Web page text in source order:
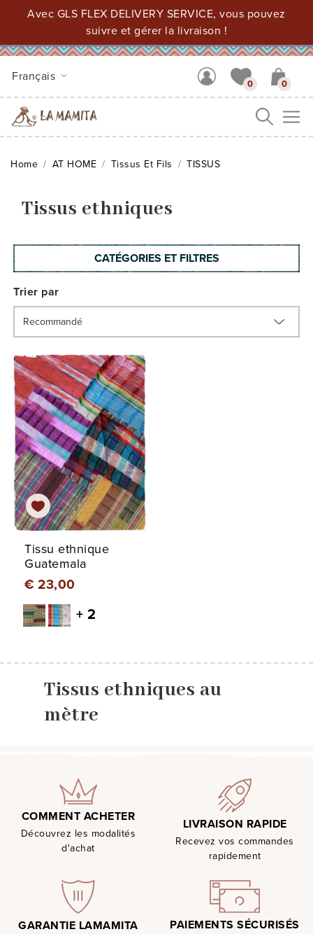
Avec GLS FLEX DELIVERY SERVICE, vous pouvez
suivre et gérer la livraison !
Français
0 0
Home AT HOME Tissus Et Fils TISSUS
Tissus ethniques
CATÉGORIES ET FILTRES
Trier par
Tissu ethnique
Guatemala
€ 23,00
+ 2
Tissus ethniques au
mètre
COMMENT ACHETER
Découvrez les modalités
d'achat
LIVRAISON RAPIDE
Recevez vos commandes
rapidement
GARANTIE LAMAMITA PAIEMENTS SÉCURISÉS